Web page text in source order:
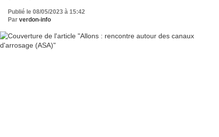
Publié le 08/05/2023 à 15:42
Par verdon-info